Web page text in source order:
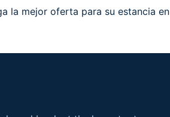
la mejor oferta para su estancia